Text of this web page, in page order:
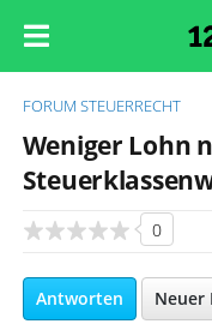
FORUM STEUERRECHT
Weniger Lohn
0
Antworten Neuer